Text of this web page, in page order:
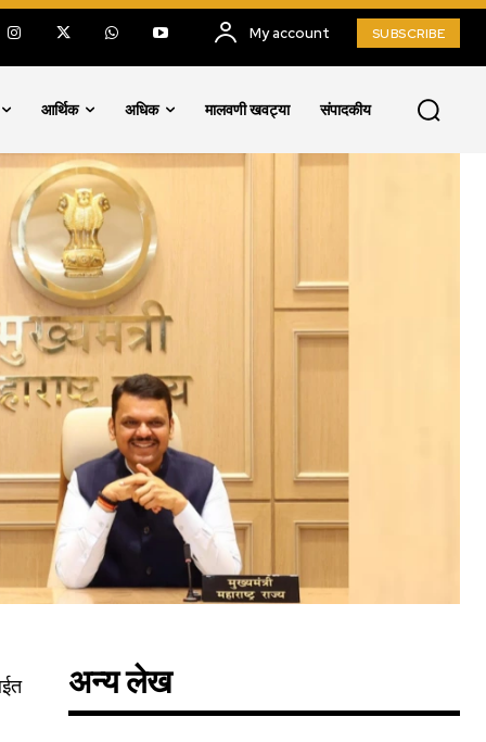
My account SUBSCRIBE
आर्थिक अधिक मालवणी खवट्या संपादकीय
अन्य लेख